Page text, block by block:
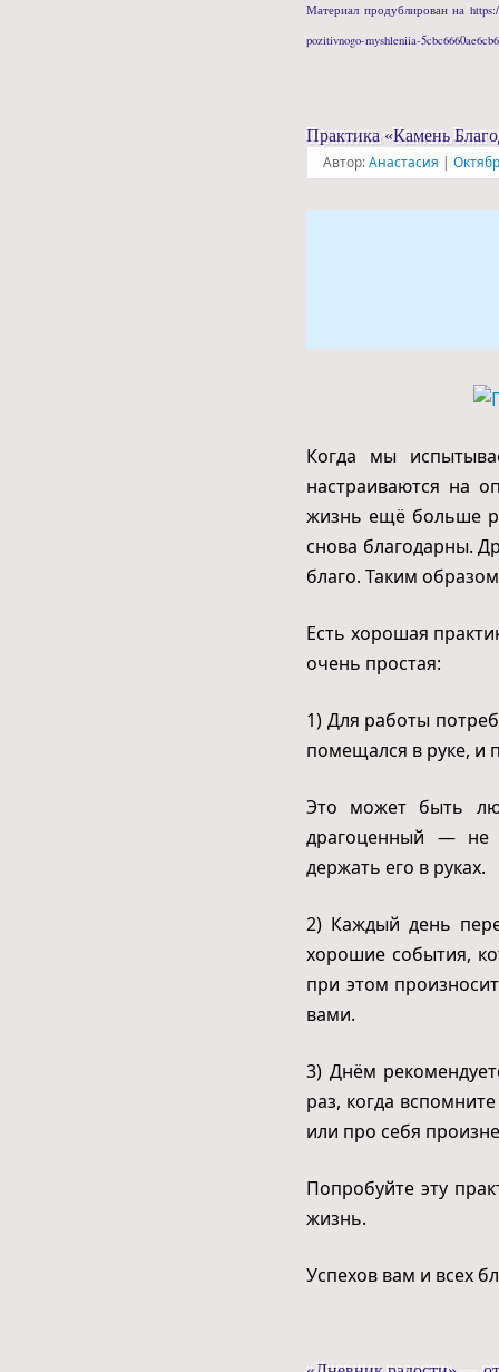
Материал продублирован на https://
pozitivnogo-myshleniia-
Практика «Камень
Автор:Анастасия |
Когда мы
настраиваются на
жизнь ещё больше
снова благодарны.
благо. Таким
Есть хорошая
очень простая:
1) Для работы
помещался в руке, и
Это может быть
драгоценный — не
держать его в руках.
2) Каждый день
хорошие события,
при этом
вами.
3) Днём
раз, когда
или про себя
Попробуйте эту
жизнь.
Успехов вам и всех